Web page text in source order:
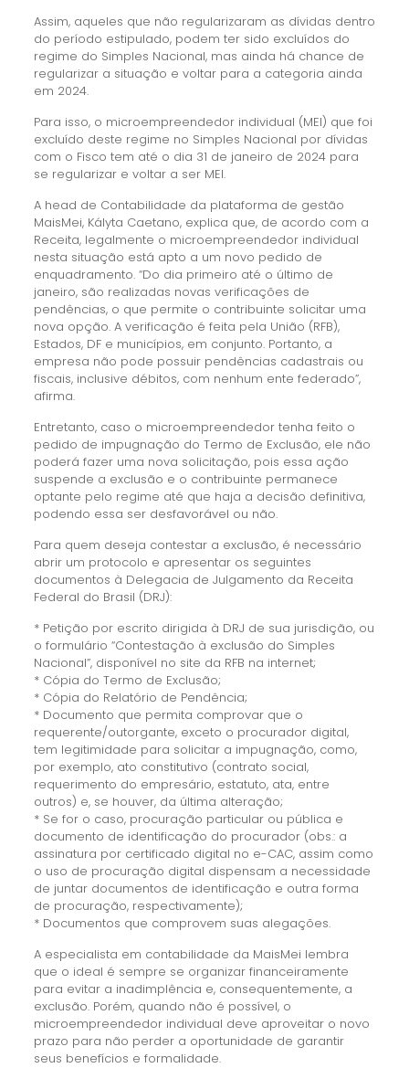
Assim, aqueles que não regularizaram as dívidas dentro
do período estipulado, podem ter sido excluídos do
regime do Simples Nacional, mas ainda há chance de
regularizar a situação e voltar para a categoria ainda
em 2024.
Para isso, o microempreendedor individual (MEI) que foi
excluído deste regime no Simples Nacional por dívidas
com o Fisco tem até o dia 31 de janeiro de 2024 para
se regularizar e voltar a ser MEI.
A head de Contabilidade da plataforma de gestão
MaisMei, Kályta Caetano, explica que, de acordo com a
Receita, legalmente o microempreendedor individual
nesta situação está apto a um novo pedido de
enquadramento. “Do dia primeiro até o último de
janeiro, são realizadas novas verificações de
pendências, o que permite o contribuinte solicitar uma
nova opção. A verificação é feita pela União (RFB),
Estados, DF e municípios, em conjunto. Portanto, a
empresa não pode possuir pendências cadastrais ou
fiscais, inclusive débitos, com nenhum ente federado”,
afirma.
Entretanto, caso o microempreendedor tenha feito o
pedido de impugnação do Termo de Exclusão, ele não
poderá fazer uma nova solicitação, pois essa ação
suspende a exclusão e o contribuinte permanece
optante pelo regime até que haja a decisão definitiva,
podendo essa ser desfavorável ou não.
Para quem deseja contestar a exclusão, é necessário
abrir um protocolo e apresentar os seguintes
documentos à Delegacia de Julgamento da Receita
Federal do Brasil (DRJ):
* Petição por escrito dirigida à DRJ de sua jurisdição, ou
o formulário “Contestação à exclusão do Simples
Nacional”, disponível no site da RFB na internet;
* Cópia do Termo de Exclusão;
* Cópia do Relatório de Pendência;
* Documento que permita comprovar que o
requerente/outorgante, exceto o procurador digital,
tem legitimidade para solicitar a impugnação, como,
por exemplo, ato constitutivo (contrato social,
requerimento do empresário, estatuto, ata, entre
outros) e, se houver, da última alteração;
* Se for o caso, procuração particular ou pública e
documento de identificação do procurador (obs.: a
assinatura por certificado digital no e-CAC, assim como
o uso de procuração digital dispensam a necessidade
de juntar documentos de identificação e outra forma
de procuração, respectivamente);
* Documentos que comprovem suas alegações.
A especialista em contabilidade da MaisMei lembra
que o ideal é sempre se organizar financeiramente
para evitar a inadimplência e, consequentemente, a
exclusão. Porém, quando não é possível, o
microempreendedor individual deve aproveitar o novo
prazo para não perder a oportunidade de garantir
seus benefícios e formalidade.